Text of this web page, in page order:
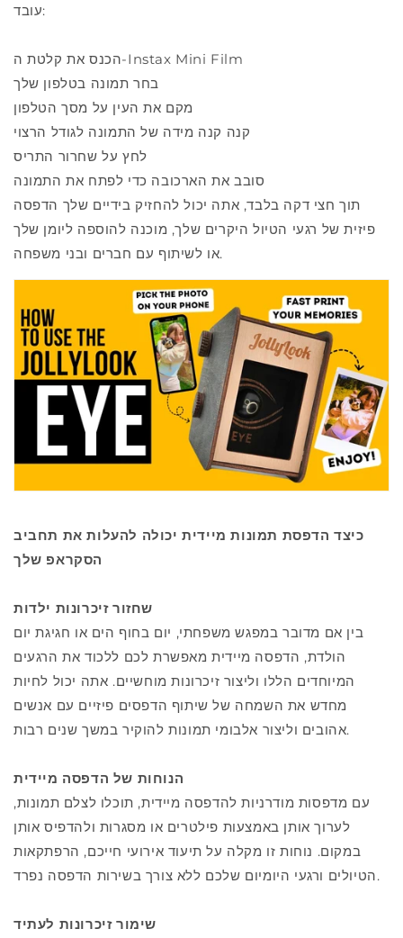
עובד:
הכנס את קלטת ה-Instax Mini Film
בחר תמונה בטלפון שלך
מקם את העין על מסך הטלפון
קנה קנה מידה של התמונה לגודל הרצוי
לחץ על שחרור התריס
סובב את הארכובה כדי לפתח את התמונה
תוך חצי דקה בלבד, אתה יכול להחזיק בידיים שלך הדפסה
פיזית של רגעי הטיול היקרים שלך, מוכנה להוספה ליומן שלך
או לשיתוף עם חברים ובני משפחה.
כיצד הדפסת תמונות מיידית יכולה להעלות את תחביב
הסקראפ שלך
שחזור זיכרונות ילדות
בין אם מדובר במפגש משפחתי, יום בחוף הים או חגיגת יום
הולדת, הדפסה מיידית מאפשרת לכם ללכוד את הרגעים
המיוחדים הללו וליצור זיכרונות מוחשיים. אתה יכול לחיות
מחדש את השמחה של שיתוף הדפסים פיזיים עם אנשים
אהובים וליצור אלבומי תמונות להוקיר במשך שנים רבות.
הנוחות של הדפסה מיידית
עם מדפסות מודרניות להדפסה מיידית, תוכלו לצלם תמונות,
לערוך אותן באמצעות פילטרים או מסגרות ולהדפיס אותן
במקום. נוחות זו מקלה על תיעוד אירועי חייכם, הרפתקאות
הטיולים ורגעי היומיום שלכם ללא צורך בשירות הדפסה נפרד.
שימור זיכרונות לעתיד